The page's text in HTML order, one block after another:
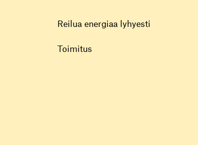
Reilua energiaa lyhyesti
Toimitus